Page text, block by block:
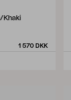
Khaki
1 570 DKK